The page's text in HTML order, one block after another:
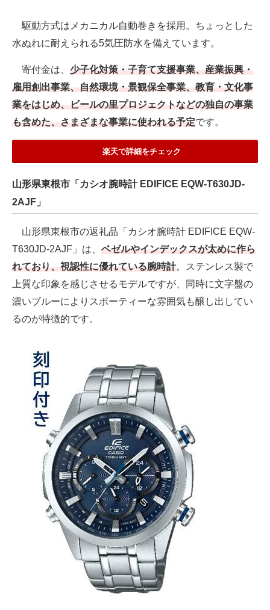
駆動方式はメカニカル自動巻きを採用。ちょっとした
水ぬれに耐えられる5気圧防水を備えています。
寄付金は、 少子化対策・子育て支援事業、産業振興・
雇用創出事業、自然環境・景観保全事業、教育・文化事
業をはじめ、ビールの里プロジェクトなどの独自の事業
も含めた、さまざまな事業に使われる予定です。
楽天で詳細をチェック
山形県東根市「カシオ腕時計 EDIFICE EQW-T630JD-
2AJF」
山形県東根市の返礼品「カシオ腕時計 EDIFICE EQW-
T630JD-2AJF」は、 ベゼルやインデックスが太めに作ら
れており、視認性に優れている腕時計。ステンレス製で
上質な印象を感じさせるモデルですが、同時に文字盤の
濃いブルーによりスポーティーな雰囲気も醸し出してい
るのが特徴的です。